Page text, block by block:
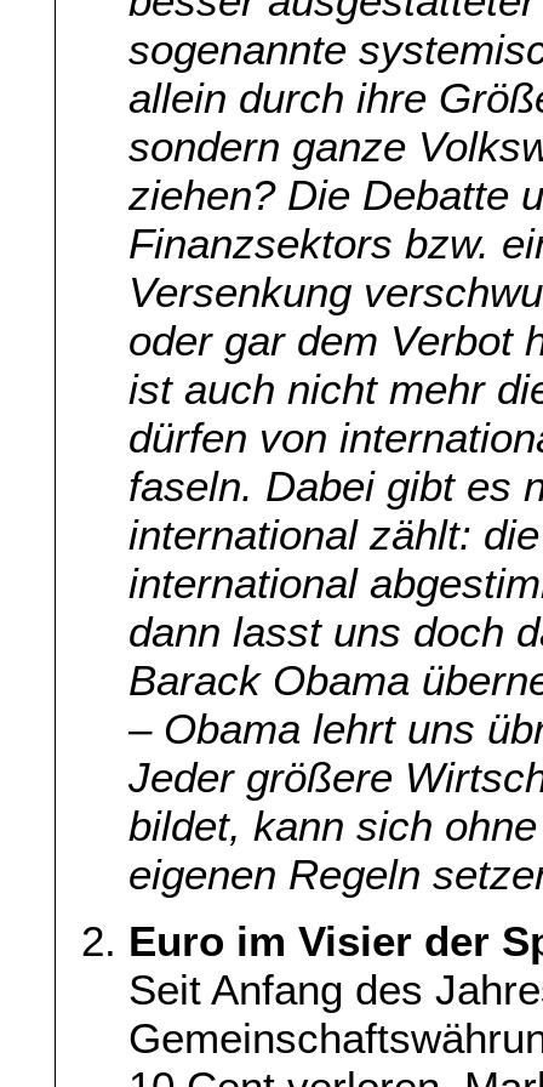
sogenannte
allein durch ihre
sondern ganze
ziehen? Die Debatte
Finanzsektors bzw.
Versenkung
oder gar dem Verbot
ist auch nicht mehr
dürfen von
faseln. Dabei gibt es
international zählt:
international
dann lasst uns doch
Barack Obama
– Obama lehrt uns
Jeder größere
bildet, kann sich
eigenen Regeln
Euro im Visier der
Seit Anfang des